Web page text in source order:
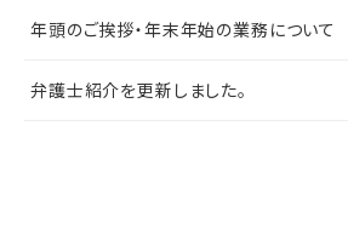
年頭のご挨拶・年末年始の業務について
弁護士紹介を更新しました。